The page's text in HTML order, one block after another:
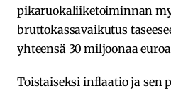
pikaruokaliiketoiminnan
bruttokassavaikutus
yhteensä 30 miljoonaa
Toistaiseksi inflaatio ja sen